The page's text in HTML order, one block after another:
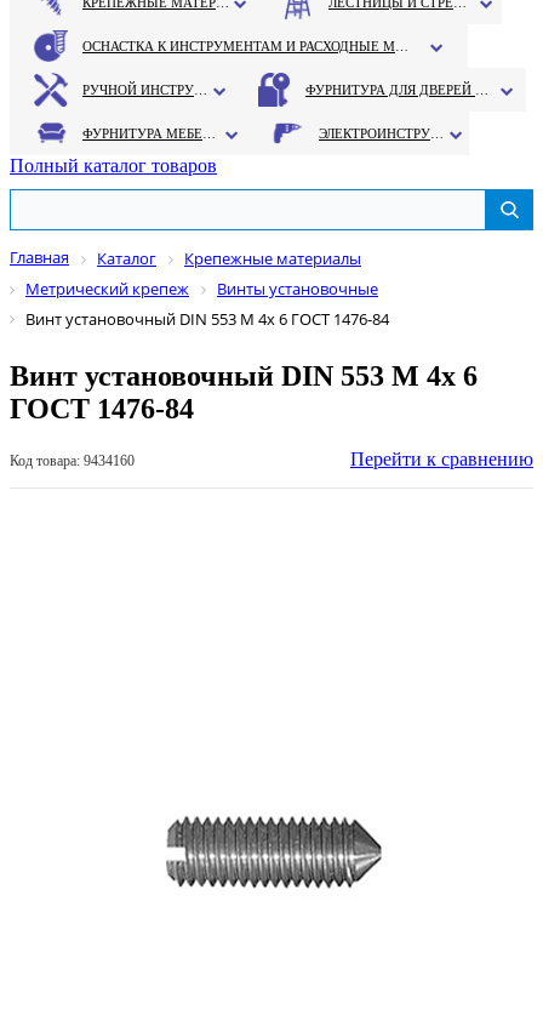
Полный каталог товаров
Главная Каталог
Крепежные материалы
Метрический крепеж
Винты установочные
Винт установочный DIN 553 М 4х 6 ГОСТ 1476-84
Винт установочный DIN 553 М 4х 6
ГОСТ 1476-84
Код товара: 9434160 Перейти к сравнению